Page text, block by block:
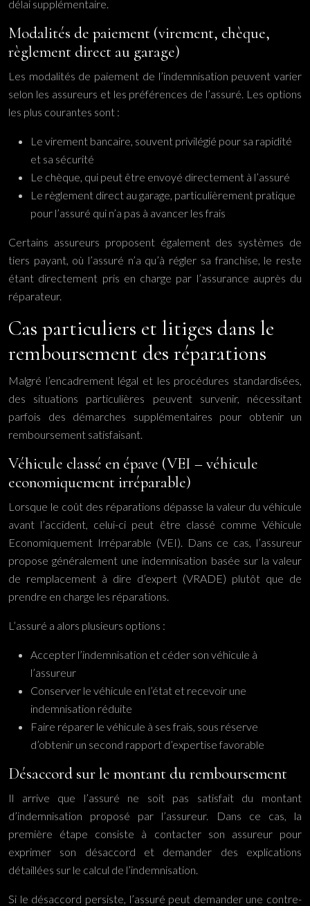
délai supplémentaire.
Modalités de paiement (virement, chèque,
règlement direct au garage)
Les modalités de paiement de l’indemnisation peuvent varier
selon les assureurs et les préférences de l’assuré. Les options
les plus courantes sont :
Le virement bancaire, souvent privilégié pour sa rapidité
et sa sécurité
Le chèque, qui peut être envoyé directement à l’assuré
Le règlement direct au garage, particulièrement pratique
pour l’assuré qui n’a pas à avancer les frais
Certains assureurs proposent également des systèmes de
tiers payant, où l’assuré n’a qu’à régler sa franchise, le reste
étant directement pris en charge par l’assurance auprès du
réparateur.
Cas particuliers et litiges dans le
remboursement des réparations
Malgré l’encadrement légal et les procédures standardisées,
des situations particulières peuvent survenir, nécessitant
parfois des démarches supplémentaires pour obtenir un
remboursement satisfaisant.
Véhicule classé en épave (VEI – véhicule
economiquement irréparable)
Lorsque le coût des réparations dépasse la valeur du véhicule
avant l’accident, celui-ci peut être classé comme Véhicule
Economiquement Irréparable (VEI). Dans ce cas, l’assureur
propose généralement une indemnisation basée sur la valeur
de remplacement à dire d’expert (VRADE) plutôt que de
prendre en charge les réparations.
L’assuré a alors plusieurs options :
Accepter l’indemnisation et céder son véhicule à
l’assureur
Conserver le véhicule en l’état et recevoir une
indemnisation réduite
Faire réparer le véhicule à ses frais, sous réserve
d’obtenir un second rapport d’expertise favorable
Désaccord sur le montant du remboursement
Il arrive que l’assuré ne soit pas satisfait du montant
d’indemnisation proposé par l’assureur. Dans ce cas, la
première étape consiste à contacter son assureur pour
exprimer son désaccord et demander des explications
détaillées sur le calcul de l’indemnisation.
Si le désaccord persiste, l’assuré peut demander une contre-